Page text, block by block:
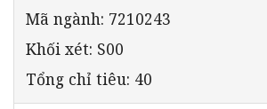
Mã ngành: 7210243
Khối xét: S00
Tổng chỉ tiêu: 40